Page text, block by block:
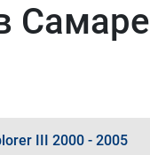
Самаре
III 2000 - 2005